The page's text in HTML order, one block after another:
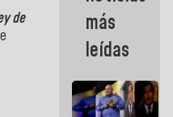
de
por la AN
más
leídas